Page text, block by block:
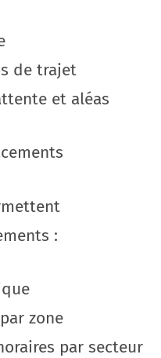
de trajet
et aléas
:
zone
par secteur